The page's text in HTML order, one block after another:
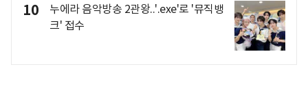
10
누에라 음악방송 2관왕..'.exe'로 '뮤직뱅
크' 접수